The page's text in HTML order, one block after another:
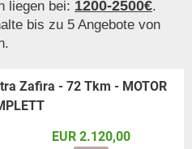
liegen bei: 1200-2500€.
bis zu 5 Angebote von
Zafira - 72 Tkm - MOTOR
EUR 2.120,00